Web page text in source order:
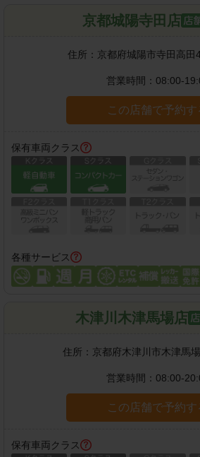
京都城陽寺田店
住所： 京都府城陽市寺田高田
営業時間： 08:00-
この店舗で予約す
保有車両クラス
各種サービス
木津川木津馬場店
住所： 京都府木津川市木津馬
営業時間： 08:00-
この店舗で予約す
保有車両クラス